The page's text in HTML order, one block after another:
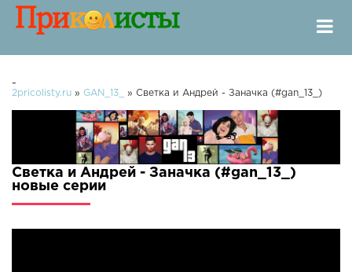
-
2pricolisty.ru » GAN_13_ » Светка и Андрей - Заначка (#gan_13_)
Светка и Андрей - Заначка (#gan_13_)
новые серии